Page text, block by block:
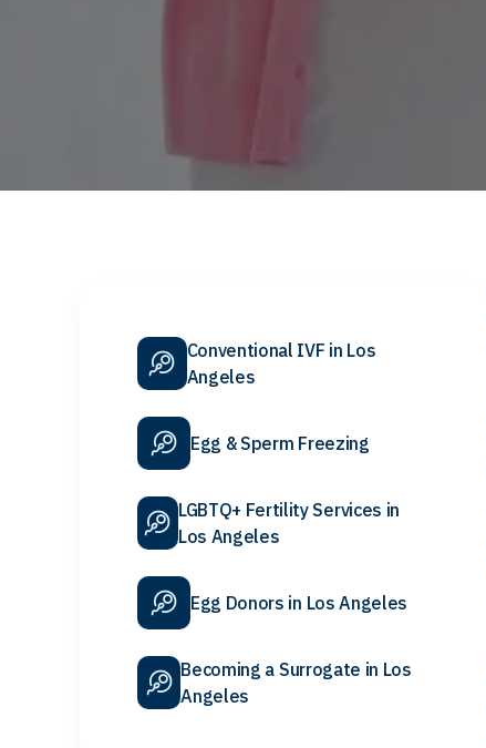
Conventional IVF in Los
Angeles
Egg & Sperm Freezing
LGBTQ+ Fertility Services in
Los Angeles
Egg Donors in Los Angeles
Becoming a Surrogate in Los
Angeles